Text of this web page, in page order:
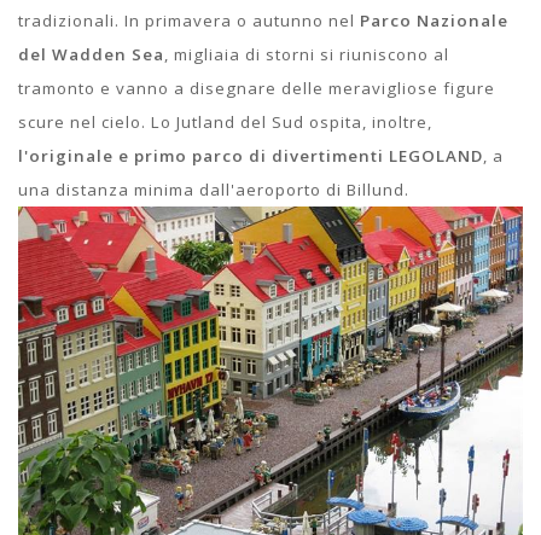
tradizionali. In primavera o autunno nel Parco Nazionale
del Wadden Sea, migliaia di storni si riuniscono al
tramonto e vanno a disegnare delle meravigliose figure
scure nel cielo. Lo Jutland del Sud ospita, inoltre,
l'originale e primo parco di divertimenti LEGOLAND, a
una distanza minima dall'aeroporto di Billund.